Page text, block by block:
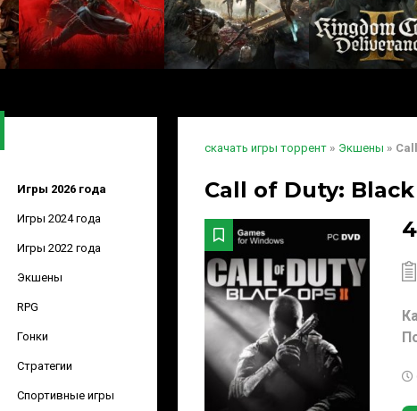
Игры 2026 года
Игры 2024 года
Игры 2022 года
Экшены
RPG
Гонки
Стратегии
Спортивные игры
скачать игры торрент » Экшены »
Call of Duty: Black